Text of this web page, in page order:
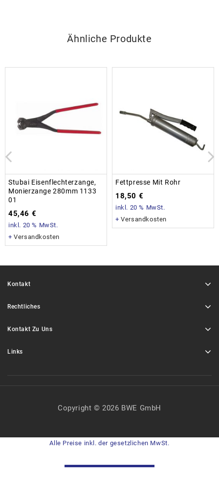
Ähnliche Produkte
Stubai Eisenflechterzange,
Monierzange 280mm 1133
01
45,46 €
inkl. 20 % MwSt.
+Versandkosten
Fettpresse Mit Rohr
18,50 €
inkl. 20 % MwSt.
+Versandkosten
Kontakt
Rechtliches
Kontakt Zu Uns
Links
Copyright © 2026 BWE GmbH
Alle Preise inkl. der gesetzlichen MwSt.